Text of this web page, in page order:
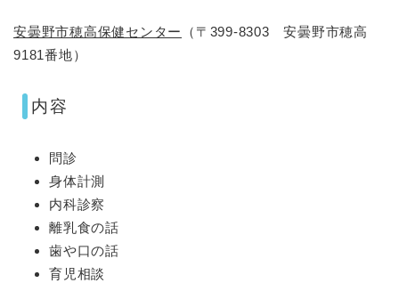
安曇野市穂高保健センター
（〒399-8303 安曇野市穂高
9181番地）
内容
問診
身体計測
内科診察
離乳食の話
歯や口の話
育児相談